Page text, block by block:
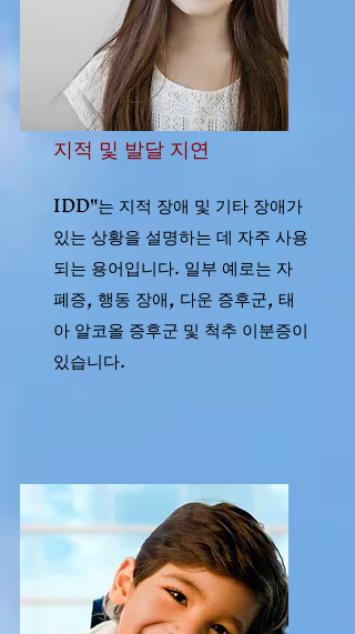
지적 및 발달 지연
IDD"는 지적 장애 및 기타 장애가
있는 상황을 설명하는 데 자주 사용
되는 용어입니다. 일부 예로는 자
폐증, 행동 장애, 다운 증후군, 태
아 알코올 증후군 및 척추 이분증이
있습니다.